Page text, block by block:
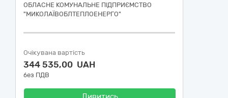
ОБЛАСНЕ КОМУНАЛЬНЕ ПІДПРИЄМСТВО
"МИКОЛАЇВОБЛТЕПЛОЕНЕРГО"
Очікувана вартість
344 535,00 UAH
без ПДВ